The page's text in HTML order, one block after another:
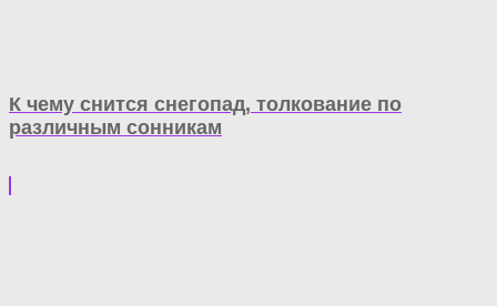
К чему снится снегопад, толкование по
различным сонникам